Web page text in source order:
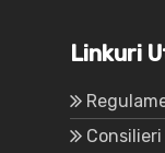
Linkuri